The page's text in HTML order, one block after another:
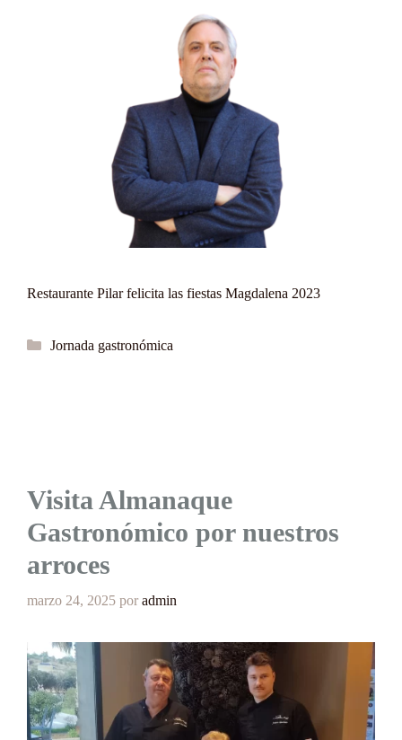
Restaurante Pilar felicita las fiestas Magdalena 2023
Categorías
Jornada gastronómica
Visita Almanaque
Gastronómico por nuestros
arroces
marzo 24, 2025 por admin